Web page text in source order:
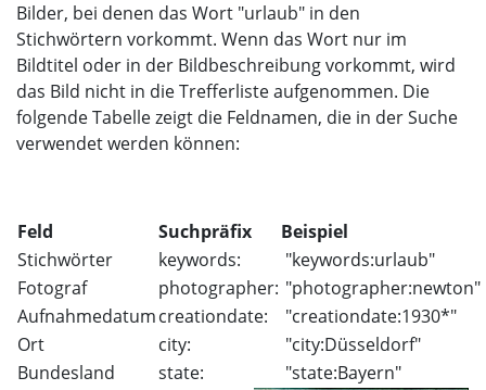
Bilder, bei denen das Wort "urlaub" in den
Stichwörtern vorkommt. Wenn das Wort nur im
Bildtitel oder in der Bildbeschreibung vorkommt, wird
das Bild nicht in die Trefferliste aufgenommen. Die
folgende Tabelle zeigt die Feldnamen, die in der Suche
verwendet werden können:
Feld Suchpräfix
Beispiel
Stichwörter
keywords:
"keywords:urlaub"
Fotograf
photographer: "photographer:newton"
Aufnahmedatumcreationdate:
"creationdate:1930*"
Ort
city:
"city:Düsseldorf"
Bundesland
state: "state:Bayern"